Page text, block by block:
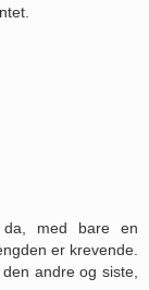
da, med bare en
er krevende.
andre og siste,